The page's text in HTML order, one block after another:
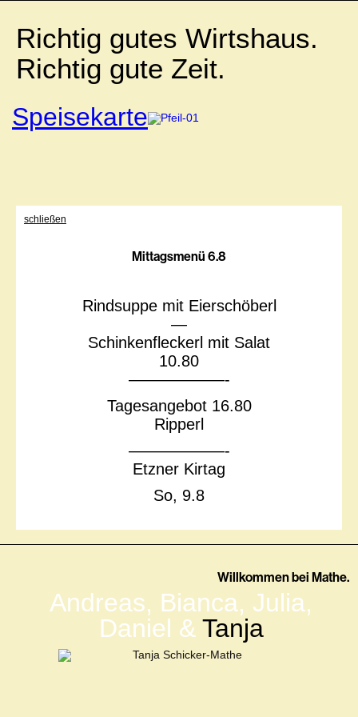
Richtig gutes Wirtshaus.
Richtig gute Zeit.
Speisekarte
schließen
Mittagsmenü 6.8
Rindsuppe mit Eierschöberl
—
Schinkenfleckerl mit Salat
10.80
——————-
Tagesangebot 16.80
Ripperl
——————-
Etzner Kirtag
So, 9.8
Willkommen bei Mathe.
Andreas, Bianca, Julia,
Daniel & Tanja